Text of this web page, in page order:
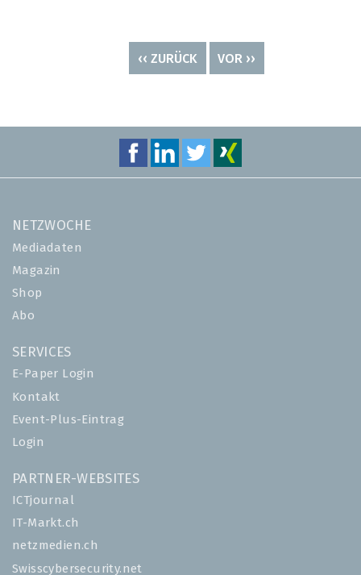
VORHERIGE
‹‹ ZURÜCK
NÄCHSTE
VOR ››
NETZWOCHE
Mediadaten
Magazin
Shop
Abo
SERVICES
E-Paper Login
Kontakt
Event-Plus-Eintrag
Login
PARTNER-WEBSITES
ICTjournal
IT-Markt.ch
netzmedien.ch
Swisscybersecurity.net